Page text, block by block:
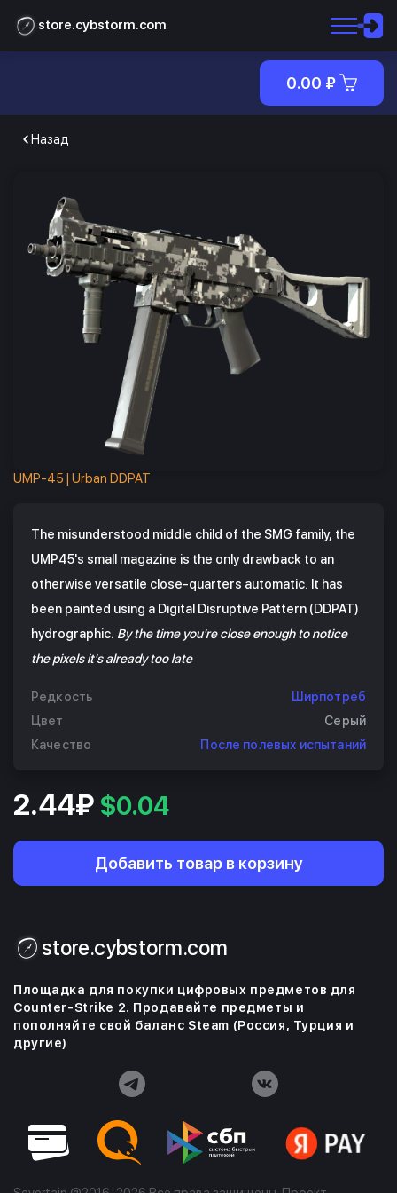
store.cybstorm.com
0.00 ₽
Назад
UMP-45 | Urban DDPAT
The misunderstood middle child of the SMG family, the
UMP45's small magazine is the only drawback to an
otherwise versatile close-quarters automatic. It has
been painted using a Digital Disruptive Pattern (DDPAT)
hydrographic. By the time you're close enough to notice
the pixels it's already too late
Редкость
Ширпотреб
Цвет
Серый
Качество
После полевых испытаний
2.44₽ $0.04
Добавить товар в корзину
store.cybstorm.com
Площадка для покупки цифровых предметов для
Counter-Strike 2. Продавайте предметы и
пополняйте свой баланс Steam (Россия, Турция и
другие)